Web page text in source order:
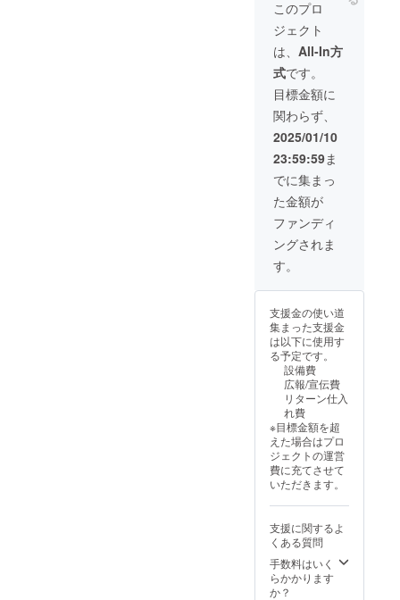
にぜひ
お試し
くださ
い！
は原材
料や注
意事項
が記載
います
ので、
開封前
に必ず
ご確認
くださ
い。 毎
日のご
褒美や
贈り物
にぴっ
たりの
チーズ
の機会
にぜひ
お試し
くださ
い！
け・注
＞ 冷蔵
便でお
届けし
ます。
本製品
にはち
みつを
使用し
ます。1
歳未満
の乳児
には与
えない
でくだ
さい。
は原材
料や注
意事項
が記載
されて
います
ので、
開封前
に必ず
ご確認
くださ
い。 毎
日のご
褒美や
贈り物
にぴっ
たりの
チーズ
ケーキ
を、こ
の機会
含め5日
以内に
お召し
上がり
くださ
い。 ※2
月26日
発送分
は、当
日製造
したも
のとな
りま
す。消
費期限
は3月2
日とな
りま
け・注
意事項
＞ 冷蔵
便でお
届けし
ます。
本製品
にはち
みつを
使用し
ており
ます。1
歳未満
の乳児
には与
えない
さい。
商品ラ
ベルに
は原材
モン
（静岡
県産）
賞味期
限；外
装に記
載 ③
ウィー
クエン
ドシト
ロン
（金の
延べ
棒） 名
称；焼
き菓子
内容
量；１
60×55
㎜） 原
材料；
卵、小
麦粉、
砂糖、
バ
ター、
レモン
果汁、
レモン
の皮、
あんず
ジャ
ム、粉
糖、
ナッツ
類 アレ
ルギー
表示に
つい
モン緑
茶 名
称；煎
茶
ーバッ
グ） 内
容量；1
パック
（ティ
ーバッ
グ
2g×10
個） 大
きさ；
200×70
×60㎜
原材
モン
（静岡
県産）
賞味期
限；外
装に記
載 ③
ウィー
クエン
ドシト
ロン
（金の
延べ
棒） 名
称；焼
き菓子
内容
量；１
本
（140×
60×55
ンの魅
べて堪
能して
みては
いかが
でしょ
うか！ -
-----------
-- ①波
モン
1kg（品
種は選
べませ
ん） 名
称；牧
之原市
モン緑
茶 名
称；煎
茶
（ティ
ーバッ
グ） 内
容量；1
パック
（ティ
ーバッ
グ
2g×10
個） 大
きさ；
200×70
×60㎜
原材
料；
茶、レ
モン
ンチー
ズケー
キ ・は
ちみつ
レモン
ビス
ケット
・堀内
カレン
ダー
（横
148mm
× 縦
100mm
） の豪
華6点
セッ
ト！ ぜ
ンの魅
力をす
べて堪
能して
みては
いかが
でしょ
うか！ -
-----------
-- ①波
乗りレ
モン
1kg（品
種は選
べませ
ん） 名
之原市
産レモ
ン ②レ
モン緑
生食で
きるく
らい、
酸味が
少なく
まろや
か。 皮
も薄く
食べや
すい品
種で
す！ レ
モンは
すべて
箱の重
量込で
す。 ◯
内容量
kgの目
安は7～
12個で
すが、
品種や
生育状
況に
差があ
ります
のでご
了承く
ださ
い。）
種：ス
イート
レモン
◯原産
地： 牧
このプロ
ジェクト
は、 All-In方
式です。
目標金額に
関わらず、
2025/01/10
23:59:59ま
でに集まっ
た金額が
ファンディ
ングされま
す。
支援金の使い道
集まった支援金
は以下に使用す
る予定です。
設備費
広報/宣伝費
リターン仕入
れ費
※目標金額を超
えた場合はプロ
ジェクトの運営
費に充てさせて
いただきます。
支援に関するよ
くある質問
手数料はいく
らかかります
か？